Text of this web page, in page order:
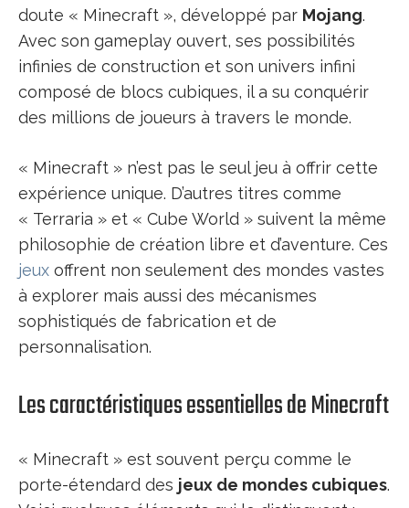
doute « Minecraft », développé par Mojang.
Avec son gameplay ouvert, ses possibilités
infinies de construction et son univers infini
composé de blocs cubiques, il a su conquérir
des millions de joueurs à travers le monde.
« Minecraft » n’est pas le seul jeu à offrir cette
expérience unique. D’autres titres comme
« Terraria » et « Cube World » suivent la même
philosophie de création libre et d’aventure. Ces
jeux offrent non seulement des mondes vastes
à explorer mais aussi des mécanismes
sophistiqués de fabrication et de
personnalisation.
Les caractéristiques essentielles de Minecraft
« Minecraft » est souvent perçu comme le
porte-étendard des jeux de mondes cubiques.